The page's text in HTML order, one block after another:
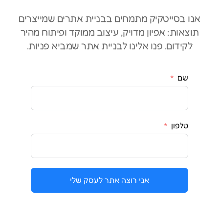
אנו בסייטקיק מתמחים בבניית אתרים שמייצרים
תוצאות: אפיון מדויק, עיצוב ממוקד ופיתוח מהיר
לקידום. פנו אלינו לבניית אתר שמביא פניות.
שם
טלפון
אני רוצה אתר לעסק שלי